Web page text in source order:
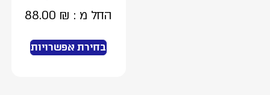
החל מ : 88.00₪
בחירת אפשרויות